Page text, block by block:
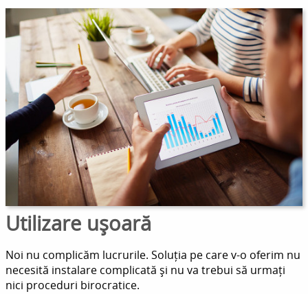
Utilizare ușoară
Noi nu complicăm lucrurile. Soluția pe care v-o oferim nu
necesită instalare complicată și nu va trebui să urmați
nici proceduri birocratice.